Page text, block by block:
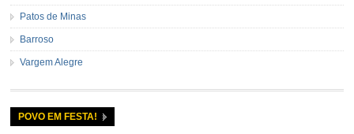
Patos de Minas
Barroso
Vargem Alegre
POVO EM FESTA!